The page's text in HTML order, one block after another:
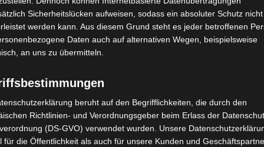
Versand
RECHTER
Kostenloser Versand
VS1 LENKSÄULE UND
VORDERES
FEDERUNGSSATZ
Sicherheitslücken aufweisen, sodass ein absoluter Schutz nicht
werden kann. Aus diesem Grund steht es jeder betroffenen
Daten auch auf alternativen Wegen, beispielsweise
an uns zu übermitteln.
beruht auf den Begrifflichkeiten, die durch den
Richtlinien- und Verordnungsgeber beim Erlass der
(DS-GVO) verwendet wurden. Unsere
für die Öffentlichkeit als auch für unsere Kunden und